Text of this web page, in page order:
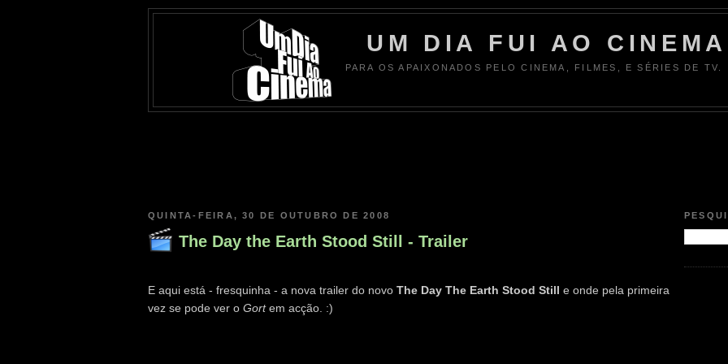
UM DIA FUI AO CINEMA
PARA OS APAIXONADOS PELO CINEMA, FILMES, E SÉRIES DE TV.
QUINTA-FEIRA, 30 DE OUTUBRO DE 2008
The Day the Earth Stood Still - Trailer
E aqui está - fresquinha - a nova trailer do novo The Day The Earth Stood Still e onde pela primeira
vez se pode ver o Gortem acção. :)